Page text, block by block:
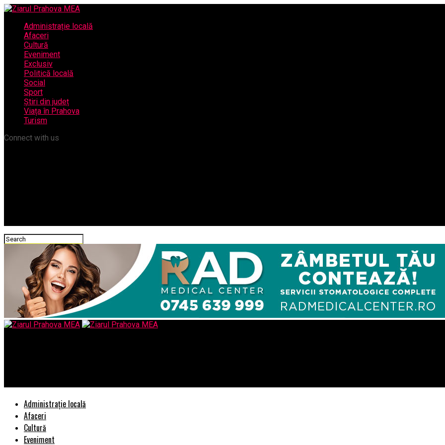
Administrație locală
Afaceri
Cultură
Eveniment
Exclusiv
Politică locală
Social
Sport
Știri din județ
Viața în Prahova
Turism
Connect with us
Administrație locală
Afaceri
Cultură
Eveniment